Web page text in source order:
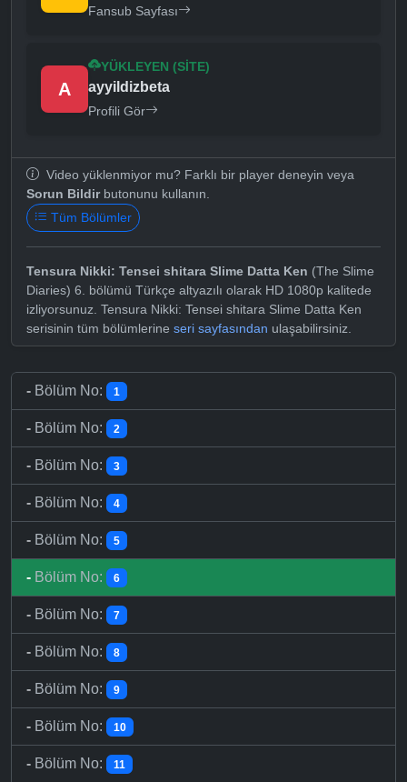
Fansub Sayfası
A
YÜKLEYEN (SITE)
ayyildizbeta
Profili Gör
Video yüklenmiyor mu? Farklı bir player deneyin veya
Sorun Bildirbutonunu kullanın.
Tüm Bölümler
Tensura Nikki: Tensei shitara Slime Datta Ken (The Slime
Diaries) 6. bölümü Türkçe altyazılı olarak HD 1080p kalitede
izliyorsunuz. Tensura Nikki: Tensei shitara Slime Datta Ken
serisinin tüm bölümlerine seri sayfasından ulaşabilirsiniz.
- Bölüm No: 1
- Bölüm No: 2
- Bölüm No: 3
- Bölüm No: 4
- Bölüm No: 5
- Bölüm No: 6
- Bölüm No: 7
- Bölüm No: 8
- Bölüm No: 9
- Bölüm No: 10
- Bölüm No: 11